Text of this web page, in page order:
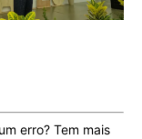
erro? Tem mais